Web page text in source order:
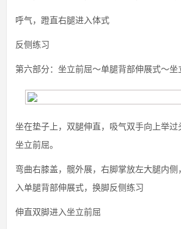
呼气，蹬直右腿进入体式
反侧练习
第六部分：坐立前屈～单腿背部伸展式～
坐在垫子上，双腿伸直，吸气双手向上举
坐立前屈。
弯曲右膝盖，髋外展，右脚掌放左大腿内
入单腿背部伸展式，换脚反侧练习
伸直双脚进入坐立前屈